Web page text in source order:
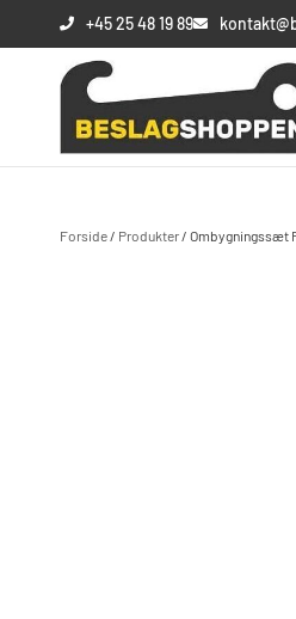
+45 25 48 19 89
Din kurv
Din kurv er tom
Forside / Produkter / Ombygningssæt